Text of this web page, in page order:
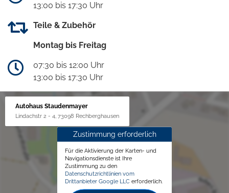
13:00 bis 17:30 Uhr
Teile & Zubehör
Montag bis Freitag
07:30 bis 12:00 Uhr
13:00 bis 17:30 Uhr
Autohaus Staudenmayer
Lindachstr 2 - 4, 73098 Rechberghausen
Zustimmung erforderlich
Für die Aktivierung der Karten- und
Navigationsdienste ist Ihre
Zustimmung zu den
Datenschutzrichtlinien vom
Drittanbieter Google LLC erforderlich.